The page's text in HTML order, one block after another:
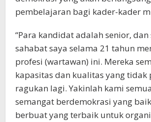
pembelajaran bagi kader-kader
“Para kandidat adalah senior,
sahabat saya selama 21 tahun
profesi (wartawan) ini. Mereka
kapasitas dan kualitas yang tidak
ragukan lagi. Yakinlah kami
semangat berdemokrasi yang
berbuat yang terbaik untuk